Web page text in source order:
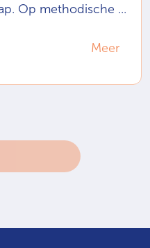
Op methodische ...
Meer